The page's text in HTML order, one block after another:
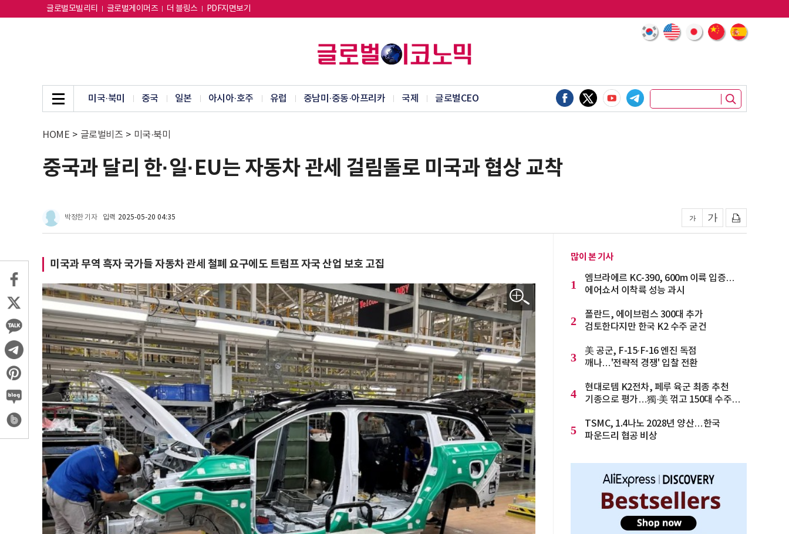
글로벌모빌리티 글로벌게이머즈 더 블링스 PDF지면보기
미국·북미 중국 일본 아시아·호주 유럽 중남미·중동·아프리카 국제 글로벌CEO
HOME > 글로벌비즈 > 미국·북미
중국과 달리 한·일·EU는 자동차 관세 걸림돌로 미국과 협상 교착
박정한 기자 입력 2025-05-20 04:35
미국과 무역 흑자 국가들 자동차 관세 철폐 요구에도 트럼프 자국 산업 보호 고집
많이 본 기사
1
엠브라에르 KC-390, 600m 이륙 입증…
에어쇼서 이착륙 성능 과시
2
폴란드, 에이브럼스 300대 추가
검토한다지만 한국 K2 수주 굳건
3
美 공군, F-15·F-16 엔진 독점
깨나…'전략적 경쟁' 입찰 전환
4
현대로템 K2전차, 페루 육군 최종 추천
기종으로 평가…獨·美 꺾고 150대 수주
5
TSMC, 1.4나노 2028년 양산…한국
파운드리 협공 비상